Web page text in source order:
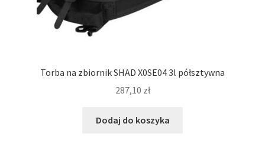
Torba na zbiornik SHAD X0SE04 3l półsztywna
287,10 zł
Dodaj do koszyka